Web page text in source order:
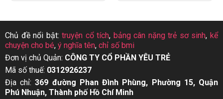
Chủ đề nổi bật:truyện cổ tích, bảng cân nặng trẻ sơ sinh,kể
chuyện cho bé, ý nghĩa tên, chỉ số bmi
Đơn vị chủ Quản: CÔNG TY CỔ PHẦN YÊU TRẺ
Mã số thuế: 0312926237
Địa chỉ:369 đường Phan Đình Phùng, Phường 15, Quận
Phú Nhuận, Thành phố Hồ Chí Minh